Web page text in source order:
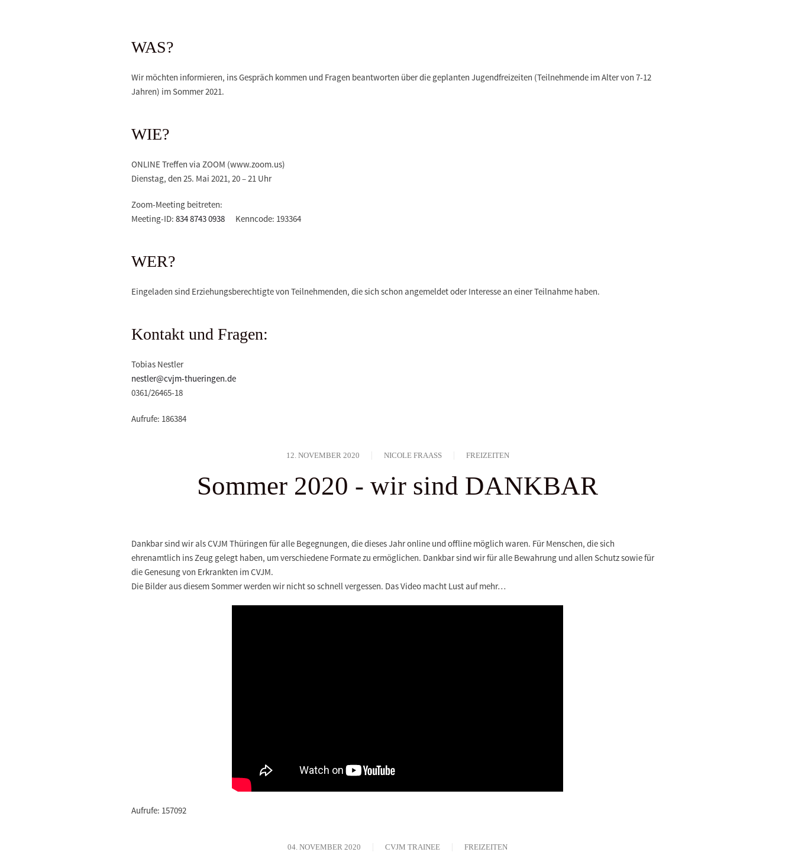
WAS?
Wir möchten informieren, ins Gespräch kommen und Fragen beantworten über die geplanten Jugendfreizeiten (Teilnehmende im Alter von 7-12
Jahren) im Sommer 2021.
WIE?
ONLINE Treffen via ZOOM (www.zoom.us)
Dienstag, den 25. Mai 2021, 20 – 21 Uhr
Zoom-Meeting beitreten:
Meeting-ID: 834 8743 0938 Kenncode: 193364
WER?
Eingeladen sind Erziehungsberechtigte von Teilnehmenden, die sich schon angemeldet oder Interesse an einer Teilnahme haben.
Kontakt und Fragen:
Tobias Nestler
nestler@cvjm-thueringen.de
0361/26465-18
Aufrufe: 186384
12. NOVEMBER 2020 NICOLE FRAASS FREIZEITEN
Sommer 2020 - wir sind DANKBAR
Dankbar sind wir als CVJM Thüringen für alle Begegnungen, die dieses Jahr online und offline möglich waren. Für Menschen, die sich
ehrenamtlich ins Zeug gelegt haben, um verschiedene Formate zu ermöglichen. Dankbar sind wir für alle Bewahrung und allen Schutz sowie für
die Genesung von Erkrankten im CVJM.
Die Bilder aus diesem Sommer werden wir nicht so schnell vergessen. Das Video macht Lust auf mehr…
Aufrufe: 157092
04. NOVEMBER 2020 CVJM TRAINEE FREIZEITEN